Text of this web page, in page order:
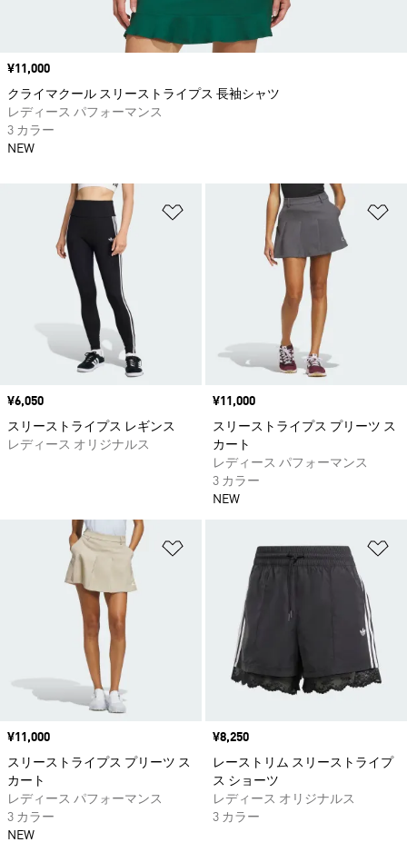
ほしいものリストに追加
価格
¥6,050
スリーストライプス レギンス
レディース オリジナルス
価格
¥11,000
スリーストライプス プリーツ ス
カート
レディース パフォーマンス
3 カラー
NEW
ほしいものリストに追加
価格
¥11,000
スリーストライプス プリーツ ス
カート
レディース パフォーマンス
3 カラー
NEW
価格
¥8,250
レーストリム スリーストライプ
ス ショーツ
レディース オリジナルス
3 カラー
価格
¥11,000
クライマクール スリーストライプス 長袖シャツ
レディース パフォーマンス
3 カラー
NEW